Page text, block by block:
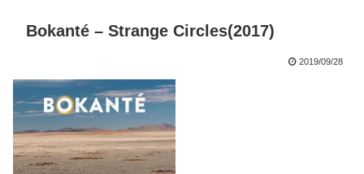
Bokanté – Strange Circles(2017)
2019/09/28